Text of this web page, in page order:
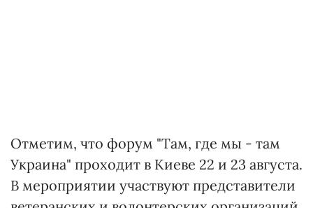
Отметим, что форум "Там, где мы - там
Украина" проходит в Киеве 22 и 23 августа.
В мероприятии участвуют представители